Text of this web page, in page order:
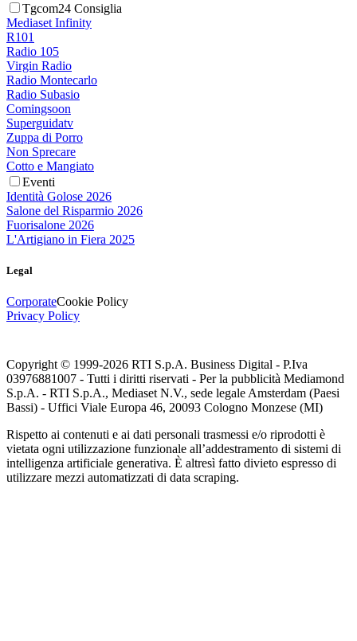
Tgcom24 Consiglia
Mediaset Infinity
R101
Radio 105
Virgin Radio
Radio Montecarlo
Radio Subasio
Comingsoon
Superguidatv
Zuppa di Porro
Non Sprecare
Cotto e Mangiato
Eventi
Identità Golose 2026
Salone del Risparmio 2026
Fuorisalone 2026
L'Artigiano in Fiera 2025
Legal
CorporateCookie Policy
Privacy Policy
Copyright © 1999-2026 RTI S.p.A. Business Digital - P.Iva
03976881007 - Tutti i diritti riservati - Per la pubblicità Mediamond
S.p.A. - RTI S.p.A., Mediaset N.V., sede legale Amsterdam (Paesi
Bassi) - Uffici Viale Europa 46, 20093 Cologno Monzese (MI)
Rispetto ai contenuti e ai dati personali trasmessi e/o riprodotti è
vietata ogni utilizzazione funzionale all’addestramento di sistemi di
intelligenza artificiale generativa. È altresì fatto divieto espresso di
utilizzare mezzi automatizzati di data scraping.